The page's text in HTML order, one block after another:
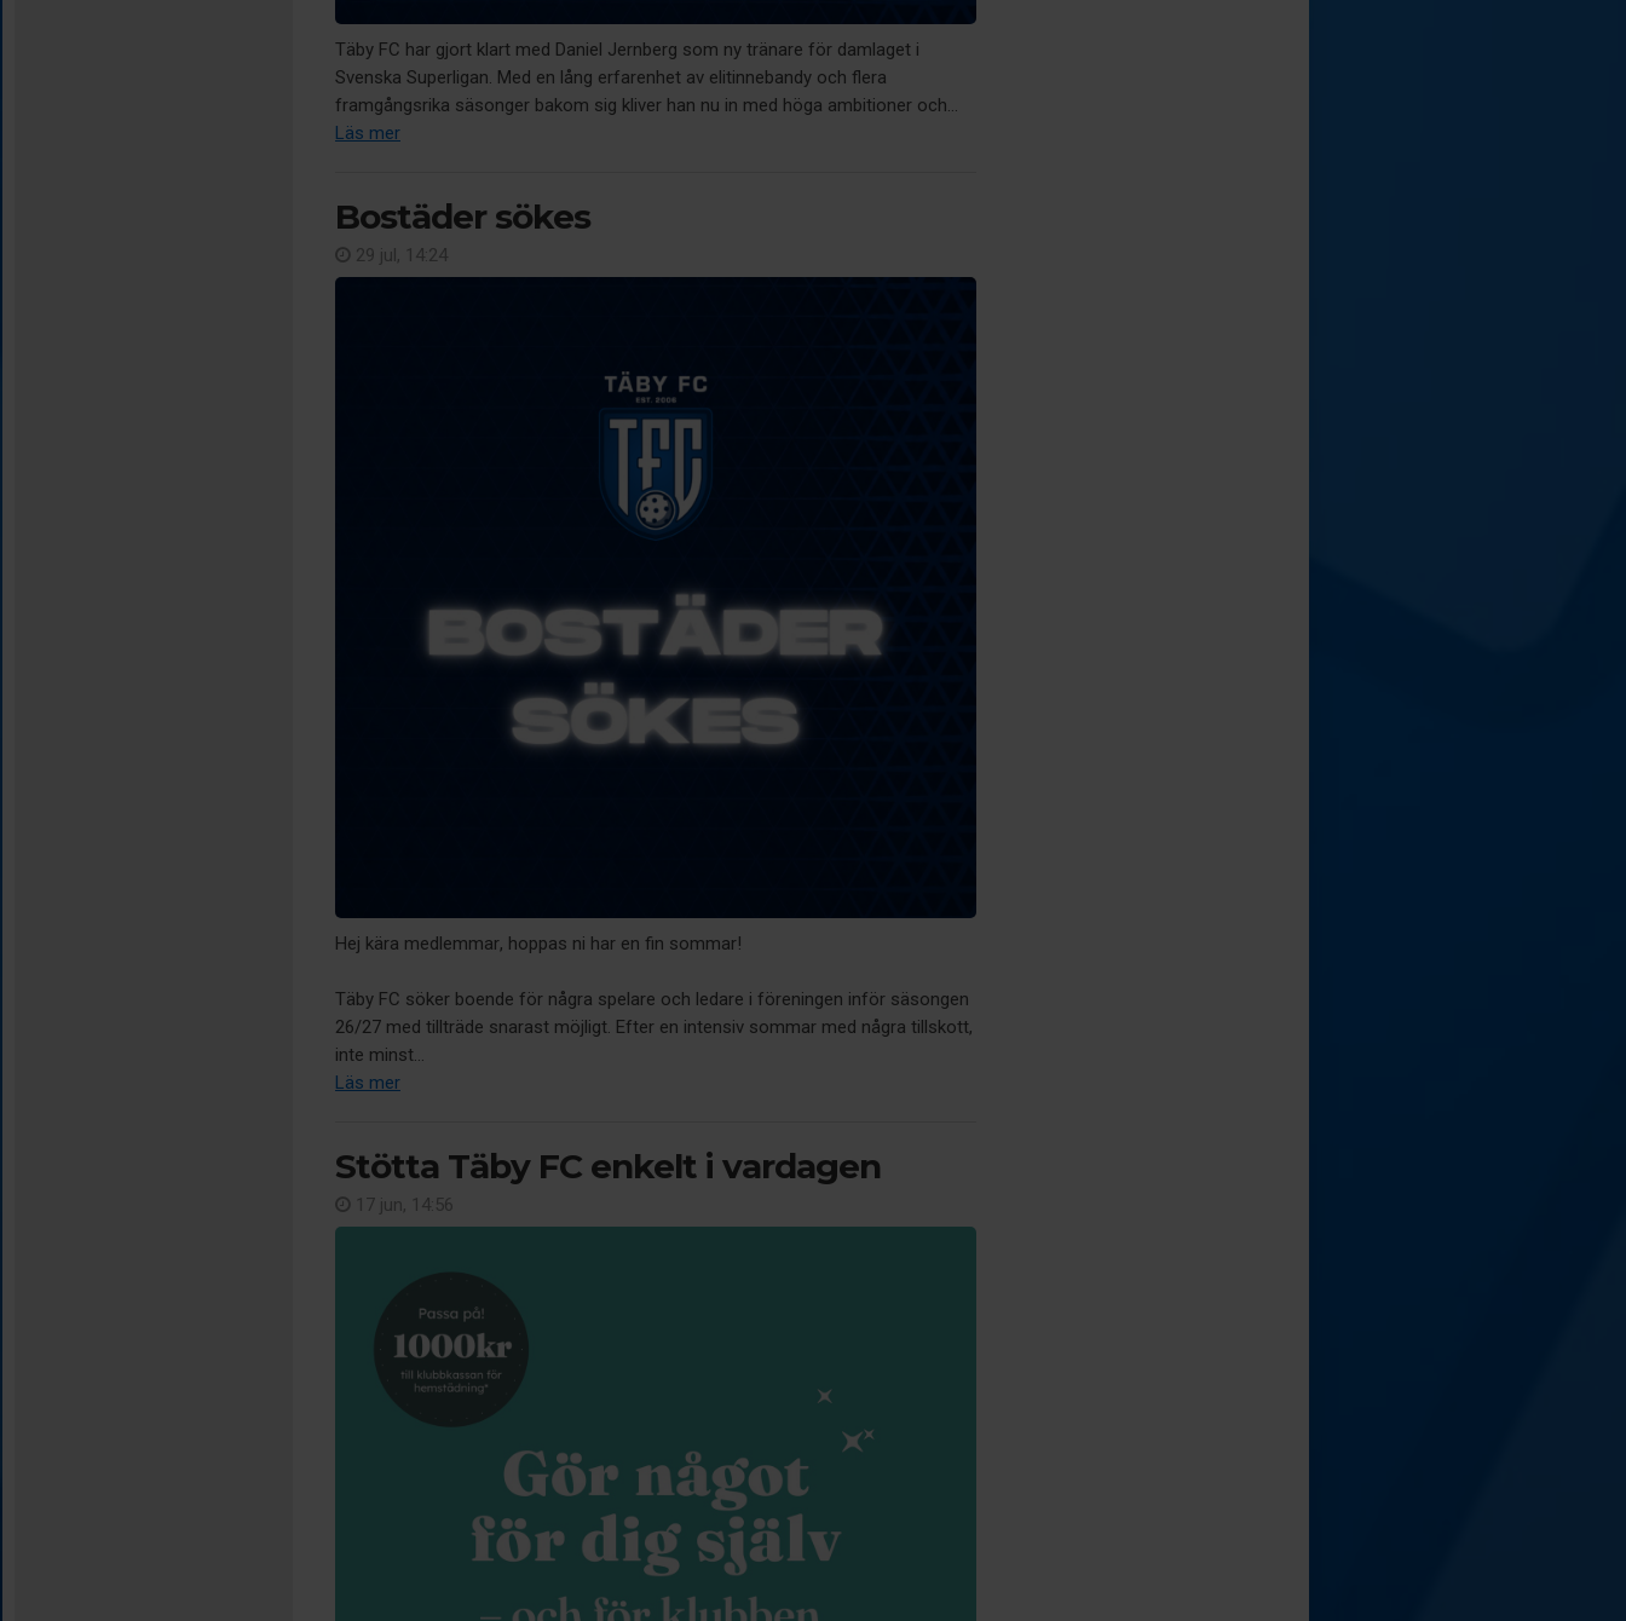
Täby FC har gjort klart med Daniel Jernberg som ny tränare för damlaget i
Svenska Superligan. Med en lång erfarenhet av elitinnebandy och flera
framgångsrika säsonger bakom sig kliver han nu in med höga ambitioner och...
Läs mer
Bostäder sökes
29 jul, 14:24
Hej kära medlemmar, hoppas ni har en fin sommar!
Täby FC söker boende för några spelare och ledare i föreningen inför säsongen
26/27 med tillträde snarast möjligt. Efter en intensiv sommar med några tillskott,
inte minst...
Läs mer
Stötta Täby FC enkelt i vardagen
17 jun, 14:56